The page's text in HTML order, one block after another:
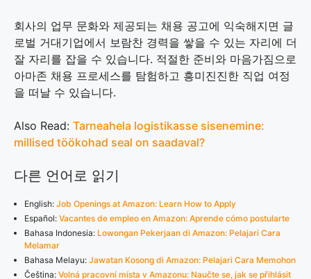
회사의 업무 문화와 제공되는 채용 공고에 익숙해지면 글
로벌 거대기업에서 보람찬 경력을 쌓을 수 있는 자리에 더
잘 자리를 잡을 수 있습니다. 적절한 준비와 마음가짐으로
아마존 채용 프로세스를 탐험하고 흥미진진한 직업 여정
을 떠날 수 있습니다.
Also Read: Tarneahela logistikasse sisenemine:
millised töökohad seal on saadaval?
다른 언어로 읽기
English: Job Openings at Amazon: Learn How to Apply
Español: Vacantes de empleo en Amazon: Aprende cómo postularte
Bahasa Indonesia: Lowongan Pekerjaan di Amazon: Pelajari Cara
Melamar
Bahasa Melayu: Jawatan Kosong di Amazon: Pelajari Cara Memohon
Čeština: Volná pracovní místa v Amazonu: Naučte se, jak se přihlásit